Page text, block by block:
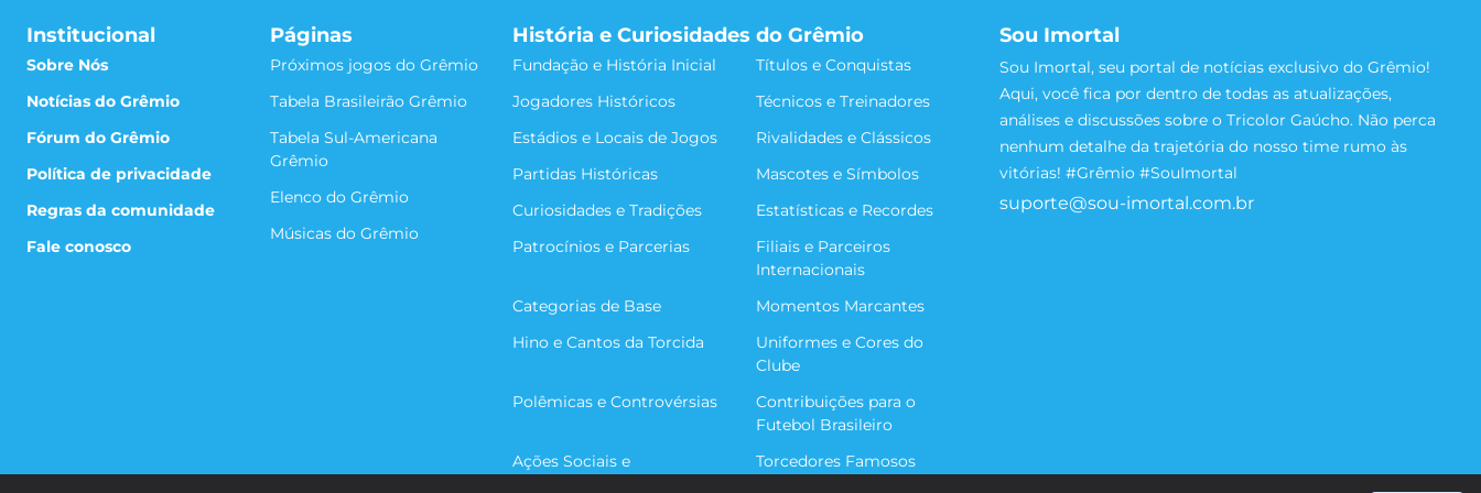
Institucional
Sobre Nós
Notícias do Grêmio
Fórum do Grêmio
Política de privacidade
Regras da comunidade
Fale conosco
Páginas
Próximos jogos do Grêmio
Tabela Brasileirão Grêmio
Tabela Sul-Americana
Grêmio
Elenco do Grêmio
Músicas do Grêmio
História e Curiosidades do Grêmio
Fundação e História Inicial
Títulos e Conquistas
Jogadores Históricos
Técnicos e Treinadores
Estádios e Locais de Jogos
Rivalidades e Clássicos
Partidas Históricas
Mascotes e Símbolos
Curiosidades e Tradições
Estatísticas e Recordes
Patrocínios e Parcerias
Filiais e Parceiros
Internacionais
Categorias de Base
Momentos Marcantes
Hino e Cantos da Torcida
Uniformes e Cores do
Clube
Polêmicas e Controvérsias
Contribuições para o
Futebol Brasileiro
Ações Sociais e
Torcedores Famosos
Sou Imortal
Sou Imortal, seu portal de notícias exclusivo do Grêmio!
Aqui, você fica por dentro de todas as atualizações,
análises e discussões sobre o Tricolor Gaúcho. Não perca
nenhum detalhe da trajetória do nosso time rumo às
vitórias! #Grêmio #SouImortal
suporte@sou-imortal.com.br